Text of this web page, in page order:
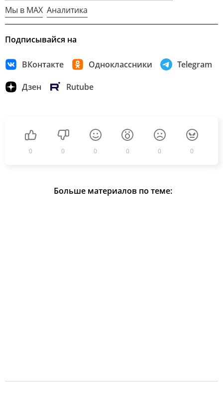
Мы в MAX Аналитика
Подписывайся на
ВКонтакте Одноклассники Telegram
Дзен Rutube
0 0 0 0 0 0
Больше материалов по теме: